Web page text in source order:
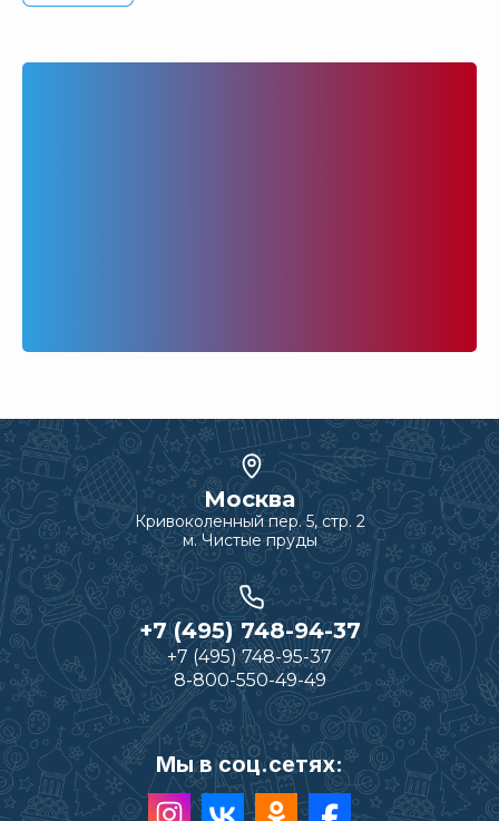
Москва
Кривоколенный пер. 5, стр. 2
м. Чистые пруды
+7 (495) 748-94-37
+7 (495) 748-95-37
8-800-550-49-49
Мы в соц.сетях: